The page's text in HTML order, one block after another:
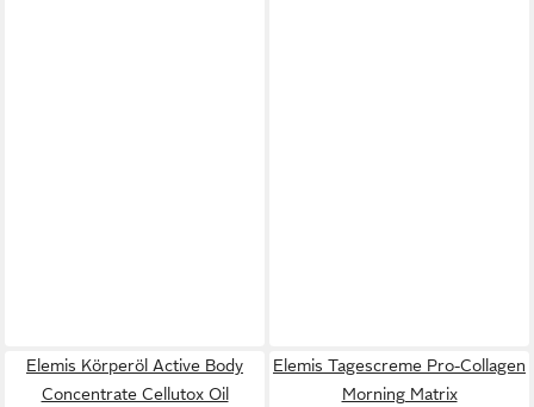
Elemis Körperöl Active Body
Concentrate Cellutox Oil
Elemis Tagescreme Pro-Collagen
Morning Matrix